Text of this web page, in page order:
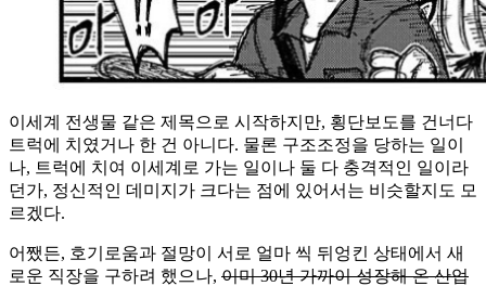
이세계 전생물 같은 제목으로 시작하지만, 횡단보도를 건너다
트럭에 치였거나 한 건 아니다. 물론 구조조정을 당하는 일이
나, 트럭에 치여 이세계로 가는 일이나 둘 다 충격적인 일이라
던가, 정신적인 데미지가 크다는 점에 있어서는 비슷할지도 모
르겠다.
어쨌든, 호기로움과 절망이 서로 얼마 씩 뒤엉킨 상태에서 새
로운 직장을 구하려 했으나, 이미 30년 가까이 성장해 온 산업